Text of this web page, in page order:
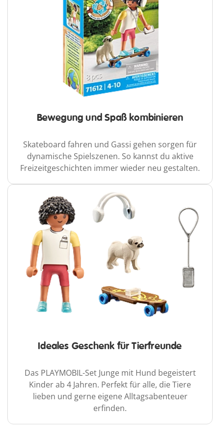
Bewegung und Spaß kombinieren
Skateboard fahren und Gassi gehen sorgen für
dynamische Spielszenen. So kannst du aktive
Freizeitgeschichten immer wieder neu gestalten.
Ideales Geschenk für Tierfreunde
Das PLAYMOBIL-Set Junge mit Hund begeistert
Kinder ab 4 Jahren. Perfekt für alle, die Tiere
lieben und gerne eigene Alltagsabenteuer
erfinden.